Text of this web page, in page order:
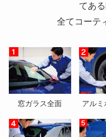
てあ
全てコーテ
窓ガラス全面
アルミ